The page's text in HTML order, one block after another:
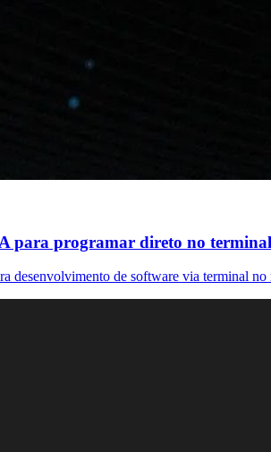
para programar direto no terminal
desenvolvimento de software via terminal